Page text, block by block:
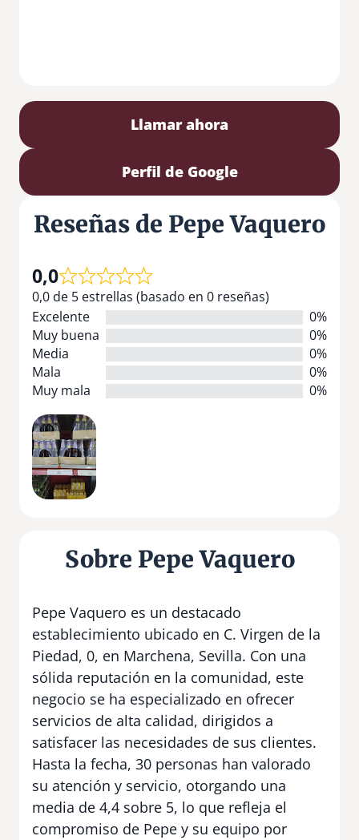
Llamar ahora
Perfil de Google
Reseñas de Pepe Vaquero
0,0
0,0 de 5 estrellas (basado en 0 reseñas)
Excelente
0%
Muy buena
0%
Media
0%
Mala
0%
Muy mala
0%
Sobre Pepe Vaquero
Pepe Vaquero es un destacado
establecimiento ubicado en C. Virgen de la
Piedad, 0, en Marchena, Sevilla. Con una
sólida reputación en la comunidad, este
negocio se ha especializado en ofrecer
servicios de alta calidad, dirigidos a
satisfacer las necesidades de sus clientes.
Hasta la fecha, 30 personas han valorado
su atención y servicio, otorgando una
media de 4,4 sobre 5, lo que refleja el
compromiso de Pepe y su equipo por